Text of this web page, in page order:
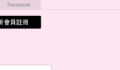
Facebook